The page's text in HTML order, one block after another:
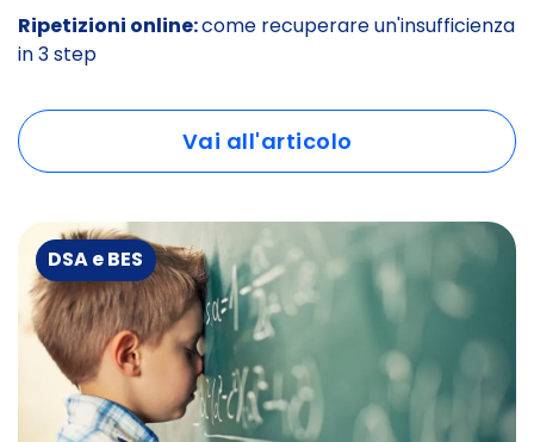
Ripetizioni online:come recuperare un'insufficienza
in 3 step
Vai all'articolo
DSA e BES